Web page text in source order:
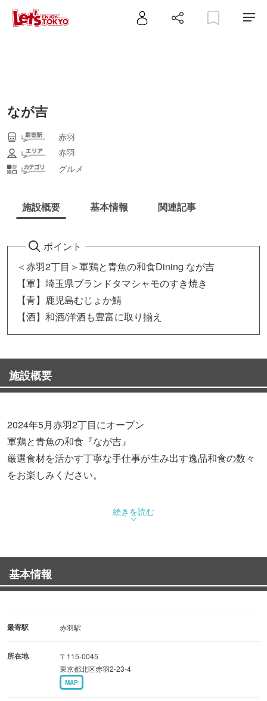
なが吉
赤羽
赤羽
グルメ
施設概要 基本情報 関連記事
ポイント
＜赤羽2丁目＞軍鶏と青魚の和食Dining なが吉
【軍】埼玉県ブランドタマシャモのすき焼き
【青】鹿児島むじょか鯖
【酒】和酒/洋酒も豊富に取り揃え
施設概要
2024年5月赤羽2丁目にオープン
軍鶏と青魚の和食『なが吉』
厳選食材を活かす丁寧な手仕事が生み出す逸品和食の数々
をお楽しみください。
【軍鶏】埼玉県唯一の銘柄鶏「タマシャモ」をご堪能く
【青魚】鹿児島県出水郡長島町の「むじょか鯖」脂乗り
抜群なのにサッパリ
【 酒 】日本酒やクラフトジンなど和酒/洋酒と豊富に取
見た目は煮アナゴ！？穴子ポテサラも注目の逸品!
■落ち着いた店内
木のぬくもりとシックな配色の店内は落ち着いた雰囲気
で食事が出来ます。
続きを読む
基本情報
最寄駅 赤羽駅
所在地
〒115-0045
東京都北区赤羽2-23-4
MAP